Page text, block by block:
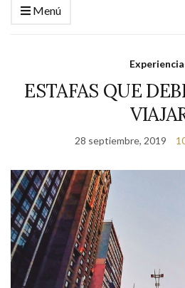
Menú
ESTAFAS QUE
28 septiembre, 2019